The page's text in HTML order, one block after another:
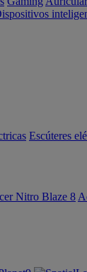
Escúteres
Nitro Blaze 8